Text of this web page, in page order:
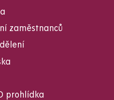
zaměstnanců
prohlídka